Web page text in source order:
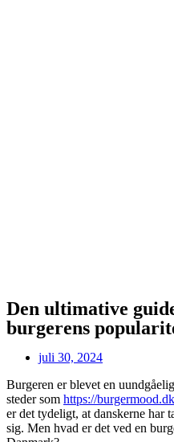
Den ultimative
burgerens
juli 30, 2024
Burgeren er blevet en
steder som https://
er det tydeligt, at danskerne har
sig. Men hvad er det ved en